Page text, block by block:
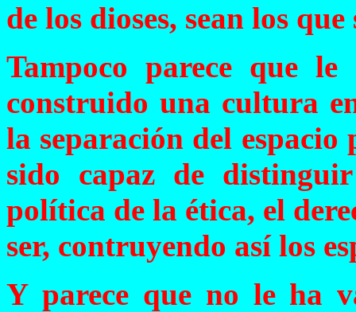
de los dioses, sean los que
Tampoco parece que
construido una cultura
la separación del
sido capaz de
política de la ética, el
ser, contruyendo así los
Y parece que no le ha